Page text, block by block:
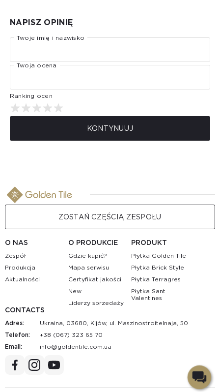
NAPISZ OPINIĘ
Twoje imię i nazwisko
Twoja ocena
Ranking ocen
KONTYNUUJ
ZOSTAŃ CZĘŚCIĄ ZESPOŁU
O NAS
Zespół
Produkcja
Aktualności
O PRODUKCIE
Gdzie kupić?
Mapa serwisu
Certyfikat jakości
New
Liderzy sprzedaży
PRODUKT
Płytka Golden Tile
Płytka Brick Style
Płytka Terragres
Płytka Sant
Valentines
CONTACTS
Adres:
Ukraina, 03680, Kijów, ul. Maszinostroitelnaja, 50
Telefon:
+38 (067) 323 65 70
Email:
au.moc.elitnedlog@ofni